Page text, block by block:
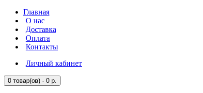
Главная
О нас
Доставка
Оплата
Контакты
Личный кабинет
0 товар(ов) - 0 р.